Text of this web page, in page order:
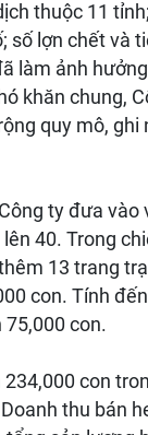
thuộc 11
lợn chết và
làm ảnh
khăn chung,
quy mô,
ty đưa
40. Trong
13 trang
con. Tính
con.
con
thu bán